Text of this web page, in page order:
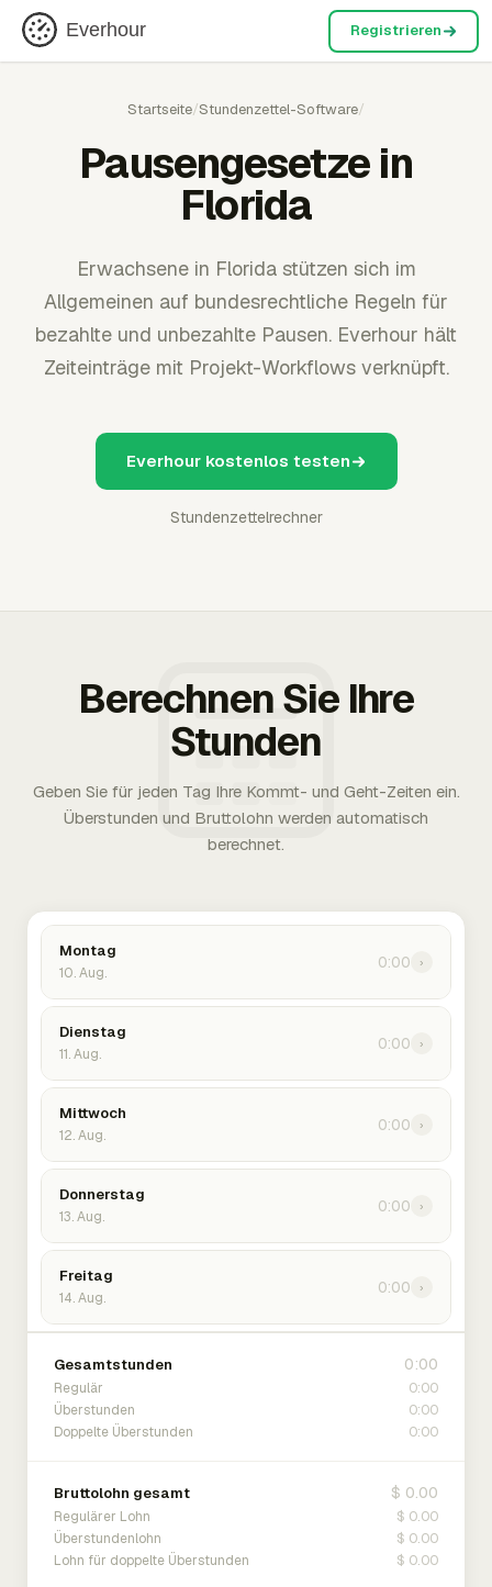
Everhour Registrieren
Startseite/Stundenzettel-Software/
Pausengesetze in
Florida
Erwachsene in Florida stützen sich im
Allgemeinen auf bundesrechtliche Regeln für
bezahlte und unbezahlte Pausen. Everhour hält
Zeiteinträge mit Projekt-Workflows verknüpft.
Everhour kostenlos testen
Stundenzettelrechner
Berechnen Sie Ihre
Stunden
Geben Sie für jeden Tag Ihre Kommt- und Geht-Zeiten ein.
Überstunden und Bruttolohn werden automatisch
berechnet.
Montag
10. Aug.
0:00 ›
Dienstag
11. Aug.
0:00 ›
Mittwoch
12. Aug.
0:00 ›
Donnerstag
13. Aug.
0:00 ›
Freitag
14. Aug.
0:00 ›
Gesamtstunden 0:00
Regulär 0:00
Überstunden 0:00
Doppelte Überstunden 0:00
Bruttolohn gesamt $ 0.00
Regulärer Lohn $ 0.00
Überstundenlohn $ 0.00
Lohn für doppelte Überstunden $ 0.00